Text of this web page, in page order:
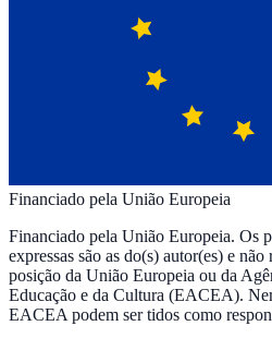
Financiado pela União Europeia
Financiado pela União Europeia. Os
expressas são as do(s) autor(es) e não
posição da União Europeia ou da
Educação e da Cultura (EACEA).
EACEA podem ser tidos como